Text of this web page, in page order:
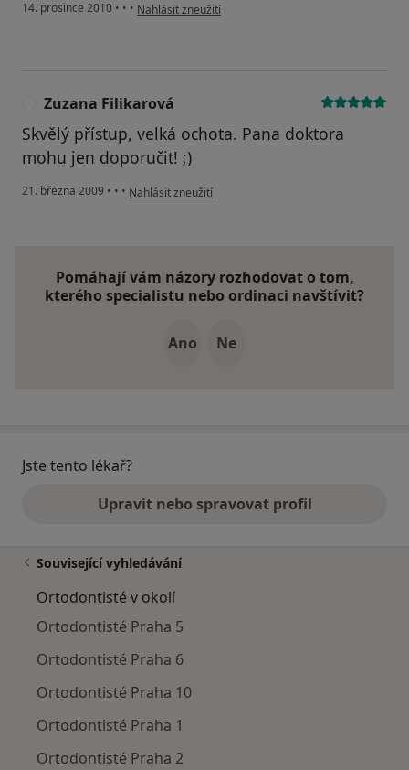
14. prosince 2010 • • • podle názoru uživatele Pacient
Nahlásit zneužití
Zuzana Filikarová
Skvělý přístup, velká ochota. Pana doktora
mohu jen doporučit! ;)
21. března 2009 • • • podle názoru uživatele Zuzana Filikarová
Nahlásit zneužití
Pomáhají vám názory rozhodovat o tom,
kterého specialistu nebo ordinaci navštívit?
Ano Ne
Jste tento lékař?
Upravit nebo spravovat profil
Související vyhledávání
Ortodontisté v okolí
Ortodontisté Praha 5
Ortodontisté Praha 6
Ortodontisté Praha 10
Ortodontisté Praha 1
Ortodontisté Praha 2